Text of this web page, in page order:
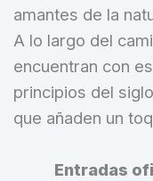
amantes de la
A lo largo del
encuentran con
principios del
que añaden un
Entradas